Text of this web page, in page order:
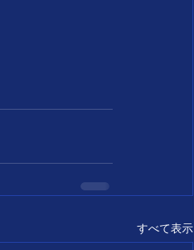
すべて表示